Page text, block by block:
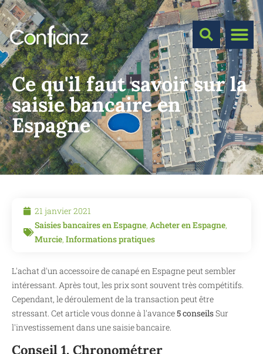
Ce qu'il faut savoir sur la
saisie bancaire en
Espagne
21 janvier 2021
Saisies bancaires en Espagne, Acheter en Espagne,
Murcie, Informations pratiques
L'achat d'un accessoire de canapé en Espagne peut sembler
intéressant. Après tout, les prix sont souvent très compétitifs.
Cependant, le déroulement de la transaction peut être
stressant. Cet article vous donne à l'avance5 conseilsSur
l'investissement dans une saisie bancaire.
Conseil 1. Chronométrer